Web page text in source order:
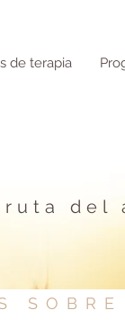
de terapia
del